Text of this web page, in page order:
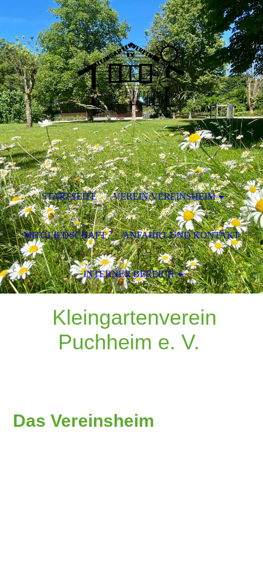
Kleingartenverein
Puchheim e. V.
Das Vereinsheim
STARTSEITE VEREIN/VEREINSHEIM
MITGLIEDSCHAFT ANFAHRT UND KONTAKT
INTERNER BEREICH